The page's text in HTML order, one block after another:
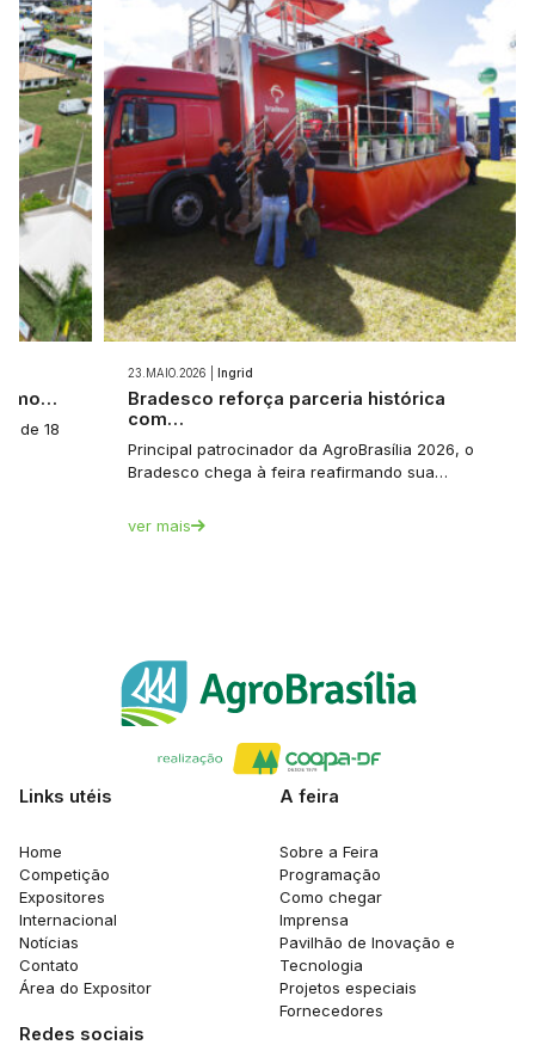
de 18
23.MAIO.2026 | Ingrid
Bradesco reforça parceria histórica
com…
Principal patrocinador da AgroBrasília 2026, o
Bradesco chega à feira reafirmando sua…
ver mais
Links utéis
Home
Competição
Expositores
Internacional
Notícias
Contato
Área do Expositor
A feira
Sobre a Feira
Programação
Como chegar
Imprensa
Pavilhão de Inovação e
Tecnologia
Projetos especiais
Fornecedores
Redes sociais